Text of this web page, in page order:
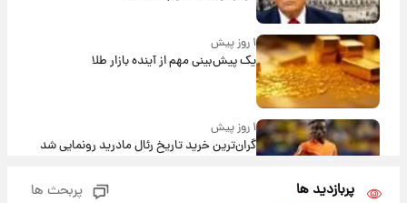
۱ روز پیش
یک پیش‌بینی مهم از آینده بازار طلا
۱ روز پیش
گران‌ترین خرید تاریخ رئال مادرید رونمایی شد
پربازدید ها پربحث ها